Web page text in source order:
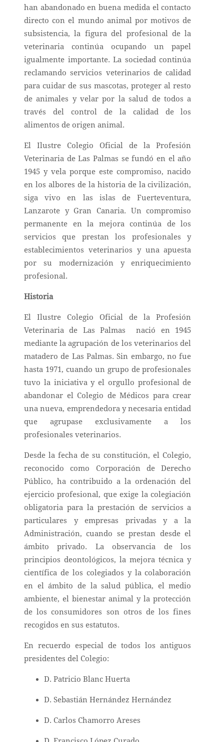
han abandonado en buena medida el contacto
directo con el mundo animal por motivos de
subsistencia, la figura del profesional de la
veterinaria continúa ocupando un papel
igualmente importante. La sociedad continúa
reclamando servicios veterinarios de calidad
para cuidar de sus mascotas, proteger al resto
de animales y velar por la salud de todos a
través del control de la calidad de los
alimentos de origen animal.
El Ilustre Colegio Oficial de la Profesión
Veterinaria de Las Palmas se fundó en el año
1945 y vela porque este compromiso, nacido
en los albores de la historia de la civilización,
siga vivo en las islas de Fuerteventura,
Lanzarote y Gran Canaria. Un compromiso
permanente en la mejora continúa de los
servicios que prestan los profesionales y
establecimientos veterinarios y una apuesta
por su modernización y enriquecimiento
profesional.
Historia
El Ilustre Colegio Oficial de la Profesión
Veterinaria de Las Palmas nació en 1945
mediante la agrupación de los veterinarios del
matadero de Las Palmas. Sin embargo, no fue
hasta 1971, cuando un grupo de profesionales
tuvo la iniciativa y el orgullo profesional de
abandonar el Colegio de Médicos para crear
una nueva, emprendedora y necesaria entidad
que agrupase exclusivamente a los
profesionales veterinarios.
Desde la fecha de su constitución, el Colegio,
reconocido como Corporación de Derecho
Público, ha contribuido a la ordenación del
ejercicio profesional, que exige la colegiación
obligatoria para la prestación de servicios a
particulares y empresas privadas y a la
Administración, cuando se prestan desde el
ámbito privado. La observancia de los
principios deontológicos, la mejora técnica y
científica de los colegiados y la colaboración
en el ámbito de la salud pública, el medio
ambiente, el bienestar animal y la protección
de los consumidores son otros de los fines
recogidos en sus estatutos.
En recuerdo especial de todos los antiguos
presidentes del Colegio:
D. Patricio Blanc Huerta
D. Sebastián Hernández Hernández
D. Carlos Chamorro Areses